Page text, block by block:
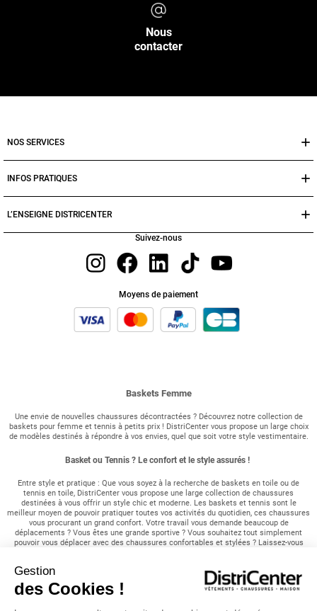
Gestion
des Cookies !
Baskets Femme
Une envie de nouvelles chaussures décontractées ? Découvrez notre collection de
baskets pour femme et tennis à petits prix ! DistriCenter vous propose un large choix
de modèles destinés à répondre à vos envies, quel que soit votre style vestimentaire.
Basket ou Tennis ? Le confort et le style assurés !
Entre style et pratique : Que vous soyez à la recherche de baskets en toile ou de
tennis en toile, DistriCenter vous propose une large collection de chaussures
destinées à vous offrir un style chic et moderne. Les baskets et tennis sont le
meilleur moyen de pouvoir pratiquer toutes vos activités du quotidien, ces chaussures
vous procurant un grand confort. Votre travail vous demande beaucoup de
déplacements ? Vous êtes une grande sportive ? Vous souhaitez tout simplement
pouvoir vous déplacer avec des chaussures confortables et stylées ? Laissez-vous
être mariés à toutes vos tenues vestimentaires. Un large choix de baskets pour
femme : Vous êtes amatrice de couleurs vives ? Vous êtes au contraire à la
recherche d'une paire de chaussures plus discrète ? DistriCenter vous propose de
Nous
contacter
NOS SERVICES
INFOS PRATIQUES
L’ENSEIGNE DISTRICENTER
Suivez-nous
Moyens de paiement